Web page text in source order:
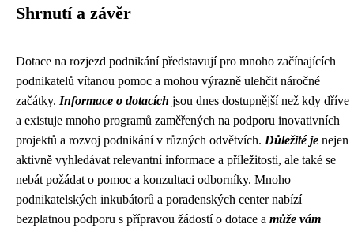
Shrnutí a závěr
Dotace na rozjezd podnikání představují pro mnoho začínajících
podnikatelů vítanou pomoc a mohou výrazně ulehčit náročné
začátky. Informace o dotacích jsou dnes dostupnější než kdy dříve
a existuje mnoho programů zaměřených na podporu inovativních
projektů a rozvoj podnikání v různých odvětvích. Důležité je nejen
aktivně vyhledávat relevantní informace a příležitosti, ale také se
nebát požádat o pomoc a konzultaci odborníky. Mnoho
podnikatelských inkubátorů a poradenských center nabízí
bezplatnou podporu s přípravou žádostí o dotace a může vám